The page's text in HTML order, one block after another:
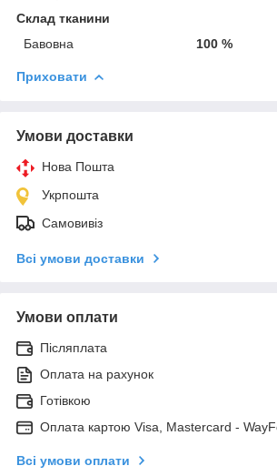
Склад тканини
Бавовна
100 %
Приховати
Умови доставки
Нова Пошта
Укрпошта
Самовивіз
Всі умови доставки
Умови оплати
Післяплата
Оплата на рахунок
Готівкою
Оплата картою Visa, Mastercard -
Всі умови оплати